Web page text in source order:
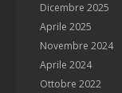
Dicembre 2025
Aprile 2025
Novembre 2024
Aprile 2024
Ottobre 2022